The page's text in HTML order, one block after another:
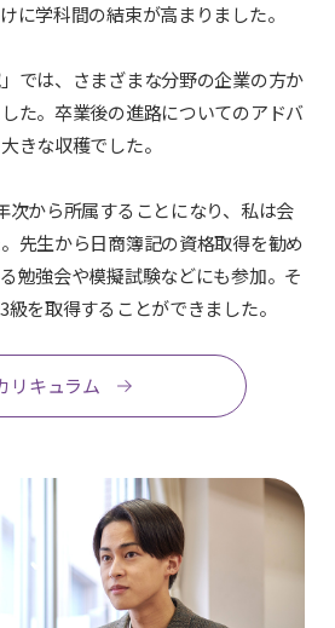
に学科間の結束が高まりました。
では、さまざまな分野の企業の方か
た。卒業後の進路についてのアドバ
きな収穫でした。
次から所属することになり、私は会
先生から日商簿記の資格取得を勧め
勉強会や模擬試験などにも参加。そ
を取得することができました。
リキュラム